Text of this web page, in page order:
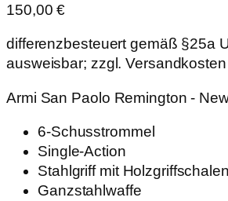
150,00€
differenzbesteuert gemäß §25a
ausweisbar; zzgl. Versandkosten
Armi San Paolo Remington -
6-Schusstrommel
Single-Action
Stahlgriff mit Holzgriffschalen
Ganzstahlwaffe